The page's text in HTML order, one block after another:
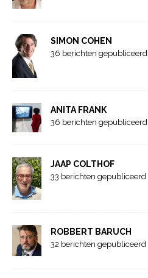
SIMON COHEN
36 berichten gepubliceerd
ANITA FRANK
36 berichten gepubliceerd
JAAP COLTHOF
33 berichten gepubliceerd
ROBBERT BARUCH
32 berichten gepubliceerd